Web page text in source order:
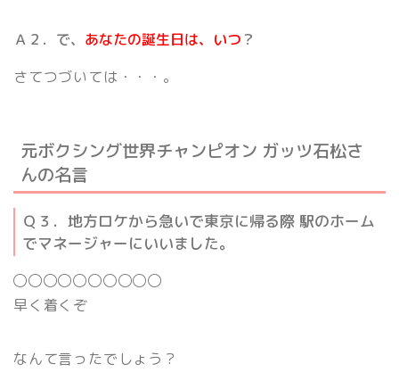
Ａ２．で、 あなたの誕生日は、いつ ？
さてつづいては・・・。
元ボクシング世界チャンピオン ガッツ石松さ
んの名言
Ｑ３．地方ロケから急いで東京に帰る際 駅のホーム
でマネージャーにいいました。
◯◯◯◯◯◯◯◯◯◯
早く着くぞ
なんて言ったでしょう？